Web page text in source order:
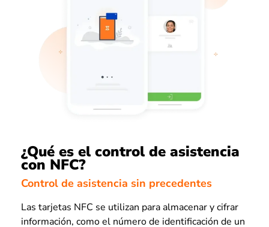
¿Qué es el control de asistencia
con NFC?
Control de asistencia sin precedentes
Las tarjetas NFC se utilizan para almacenar y cifrar
información, como el número de identificación de un